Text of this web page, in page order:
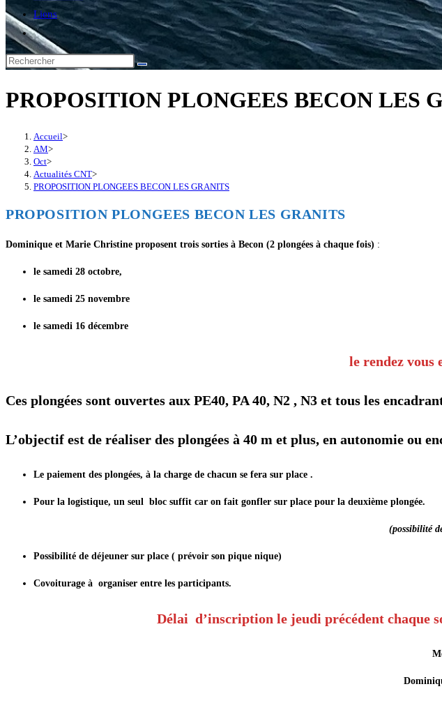
Liens
Toggle
website
search
PROPOSITION PLONGEES BECON LES
Accueil>
AM>
Oct>
Actualités CNT>
PROPOSITION PLONGEES BECON LES GRANITS
PROPOSITION PLONGEES BECON LES GRANITS
Dominique et Marie Christine proposent trois sorties à Becon (2 plongées à chaque fois) :
le samedi 28 octobre,
le samedi 25 novembre
le samedi 16 décembre
le rendez vous
Ces plongées sont ouvertes aux PE40, PA 40, N2 , N3 et tous les
L’objectif est de réaliser des plongées à 40 m et plus, en autonomie ou
Le paiement des plongées, à la charge de chacun se fera sur place .
Pour la logistique, un seul bloc suffit car on fait gonfler sur place pour la deuxième plongée.
(possibilité
Possibilité de déjeuner sur place ( prévoir son pique nique)
Covoiturage à organiser entre les participants.
Délai d’inscription le jeudi précédent chaque